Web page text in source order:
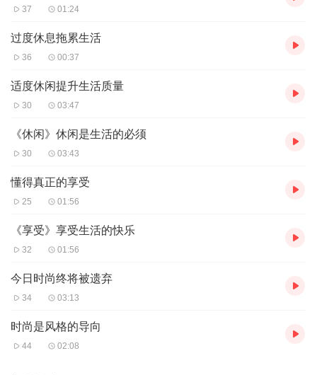
37 01:24
过度休息拖累生活
36 00:37
适度休闲提升生活质量
30 03:47
《休闲》休闲是生活的必须
30 03:43
懂得真正的享受
25 01:56
《享受》享受生活的快乐
32 01:56
今日时尚终将被遗弃
34 03:13
时尚是风格的导向
44 02:08